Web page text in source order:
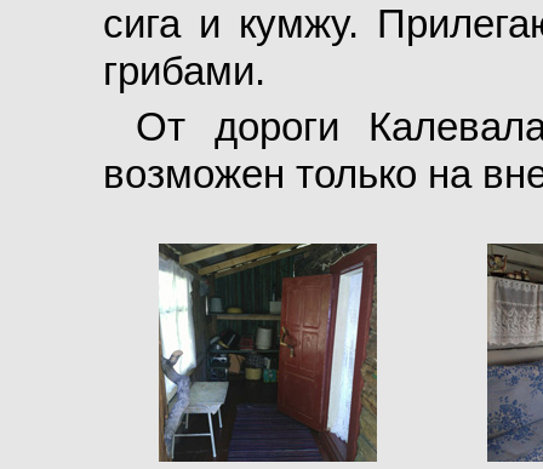
сига и кумжу.
грибами.
От дороги
возможен только на